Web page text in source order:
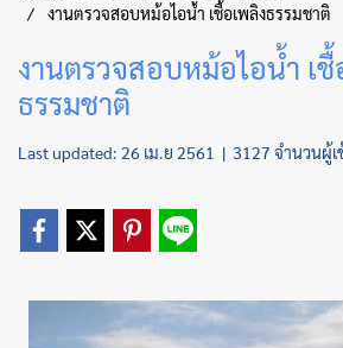
งานตรวจสอบหม้อไอน้ำ เชื้อเพลิงธรรมชาติ
งานตรวจสอบหม้อไอน้ำ เชื้
ธรรมชาติ
Last updated: 26 เม.ย 2561 | 3127 จำนวนผู้เ